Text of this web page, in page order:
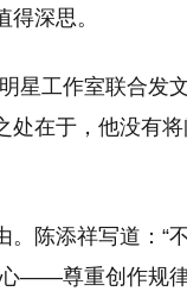
深思。
星工作室联合发
在于，他没有
陈添祥写道：“
——尊重创作规